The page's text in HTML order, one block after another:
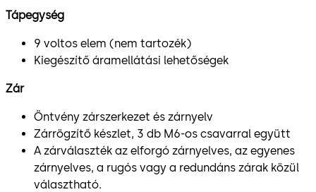
Tápegység
9 voltos elem (nem tartozék)
Kiegészítő áramellátási lehetőségek
Zár
Öntvény zárszerkezet és zárnyelv
Zárrögzítő készlet, 3 db M6-os csavarral együtt
A zárválaszték az elforgó zárnyelves, az egyenes
zárnyelves, a rugós vagy a redundáns zárak közül
választható.